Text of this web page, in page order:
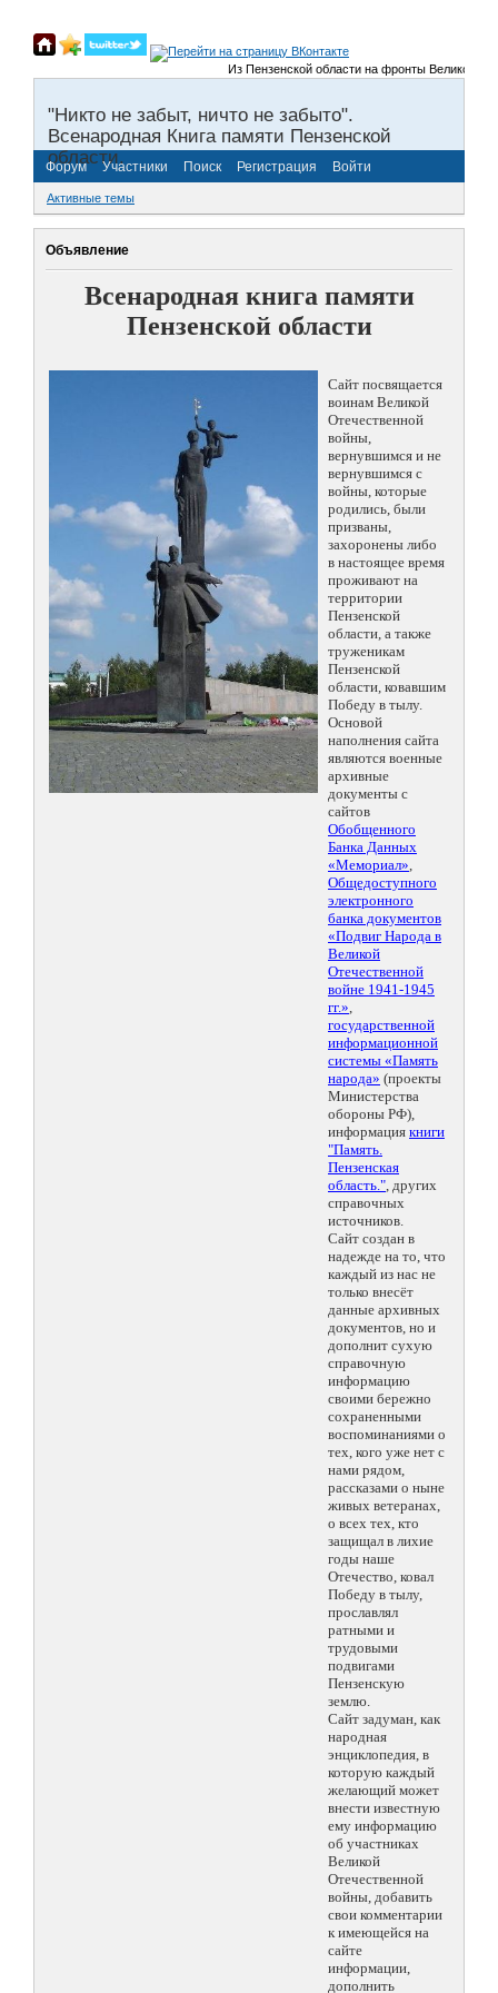
Из Пензенской области на фронты Великой
"Никто не забыт, ничто не забыто".
Всенародная Книга памяти Пензенской
области.
Форум Участники Поиск Регистрация Войти
Активные темы
Объявление
Всенародная книга памяти
Пензенской области
Сайт посвящается
воинам Великой
Отечественной
войны,
вернувшимся и не
вернувшимся с
войны, которые
родились, были
призваны,
захоронены либо
в настоящее время
проживают на
территории
Пензенской
области, а также
труженикам
Пензенской
области, ковавшим
Победу в тылу.
Основой
наполнения сайта
являются военные
архивные
документы с
сайтов
Обобщенного
Банка Данных
«Мемориал»,
Общедоступного
электронного
банка документов
«Подвиг Народа в
Великой
Отечественной
войне 1941-1945
гг.»,
государственной
информационной
системы «Память
народа» (проекты
Министерства
обороны РФ),
информация книги
"Память.
Пензенская
область.", других
справочных
источников.
Сайт создан в
надежде на то, что
каждый из нас не
только внесёт
данные архивных
документов, но и
дополнит сухую
справочную
информацию
своими бережно
сохраненными
воспоминаниями о
тех, кого уже нет с
нами рядом,
рассказами о ныне
живых ветеранах,
о всех тех, кто
защищал в лихие
годы наше
Отечество, ковал
Победу в тылу,
прославлял
ратными и
трудовыми
подвигами
Пензенскую
землю.
Сайт задуман, как
народная
энциклопедия, в
которую каждый
желающий может
внести известную
ему информацию
об участниках
Великой
Отечественной
войны, добавить
свои комментарии
к имеющейся на
сайте
информации,
дополнить